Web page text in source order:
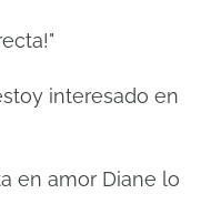
interesado en
en amor Diane lo